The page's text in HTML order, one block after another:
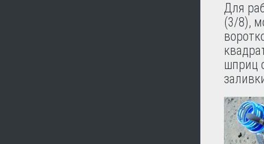
Для
(3/8),
шприц